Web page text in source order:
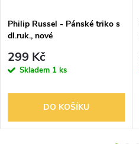
Philip Russel - Pánské triko s
dl.ruk., nové
299 Kč
Skladem 1 ks
DO KOŠÍKU